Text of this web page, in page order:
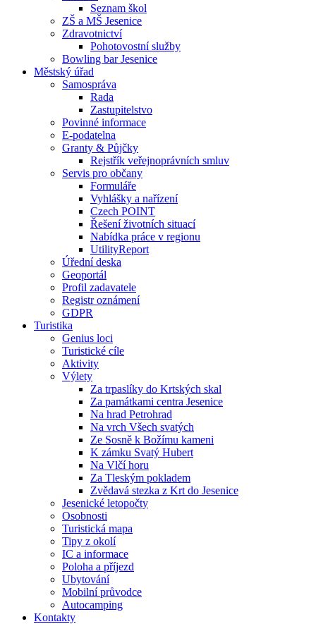
Seznam škol
ZŠ a MŠ Jesenice
Zdravotnictví
Pohotovostní služby
Bowling bar Jesenice
Městský úřad
Samospráva
Rada
Zastupitelstvo
Povinné informace
E-podatelna
Granty & Půjčky
Rejstřík veřejnoprávních smluv
Servis pro občany
Formuláře
Vyhlášky a nařízení
Czech POINT
Řešení životních situací
Nabídka práce v regionu
UtilityReport
Úřední deska
Geoportál
Profil zadavatele
Registr oznámení
GDPR
Turistika
Genius loci
Turistické cíle
Aktivity
Výlety
Za trpaslíky do Krtských skal
Za památkami centra Jesenice
Na hrad Petrohrad
Na vrch Všech svatých
Ze Sosně k Božímu kameni
K zámku Svatý Hubert
Na Vlčí horu
Za Tleským pokladem
Zvědavá stezka z Krt do Jesenice
Jesenické letopočty
Osobnosti
Turistická mapa
Tipy z okolí
IC a informace
Poloha a příjezd
Ubytování
Mobilní průvodce
Autocamping
Kontakty